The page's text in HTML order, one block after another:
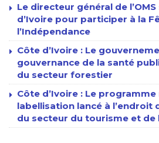
Le directeur général de
d’Ivoire pour participer à la
l’Indépendance
Côte d’Ivoire : Le
gouvernance de la santé
du secteur forestier
Côte d’Ivoire : Le
labellisation lancé à l’endroit
du secteur du tourisme et de